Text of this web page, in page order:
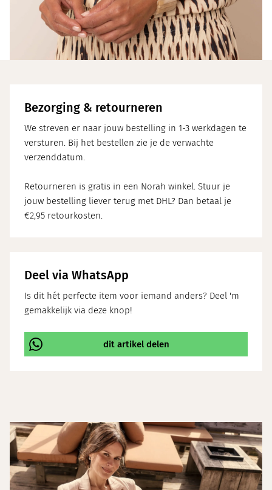
Bezorging & retourneren
We streven er naar jouw bestelling in 1-3 werkdagen te
versturen. Bij het bestellen zie je de verwachte
verzenddatum.
Retourneren is gratis in een Norah winkel. Stuur je
jouw bestelling liever terug met DHL? Dan betaal je
€2,95 retourkosten.
Deel via WhatsApp
Is dit hét perfecte item voor iemand anders? Deel 'm
gemakkelijk via deze knop!
dit artikel delen